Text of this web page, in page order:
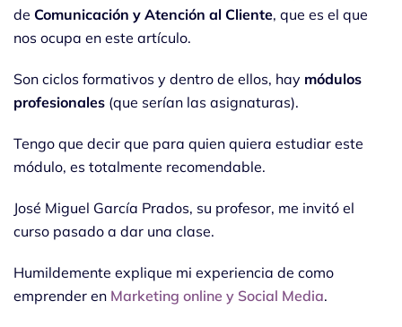
de Comunicación y Atención al Cliente, que es el que
nos ocupa en este artículo.
Son ciclos formativos y dentro de ellos, hay módulos
profesionales (que serían las asignaturas).
Tengo que decir que para quien quiera estudiar este
módulo, es totalmente recomendable.
José Miguel García Prados, su profesor, me invitó el
curso pasado a dar una clase.
Humildemente explique mi experiencia de como
emprender en Marketing online y Social Media.